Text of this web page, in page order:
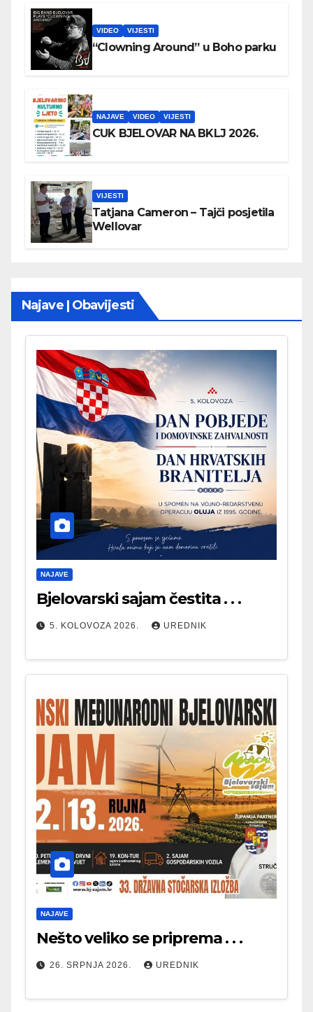
VIDEO VIJESTI
“Clowning Around” u Boho parku
NAJAVE VIDEO VIJESTI
CUK BJELOVAR NA BKLJ 2026.
VIJESTI
Tatjana Cameron – Tajči posjetila
Wellovar
Najave | Obavijesti
NAJAVE
Bjelovarski sajam čestita . . .
5. KOLOVOZA 2026. UREDNIK
NAJAVE
Nešto veliko se priprema . . .
26. SRPNJA 2026. UREDNIK